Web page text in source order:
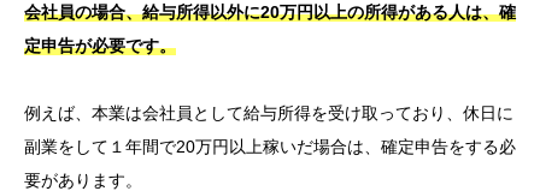
会社員の場合、給与所得以外に20万円以上の所得がある人は、確
定申告が必要です。
例えば、本業は会社員として給与所得を受け取っており、休日に
副業をして１年間で20万円以上稼いだ場合は、確定申告をする必
要があります。